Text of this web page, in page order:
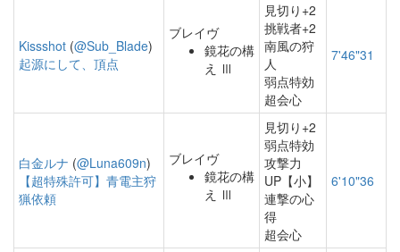
Kissshot (@Sub_Blade)
起源にして、頂点
ブレイヴ
鏡花の構
え Ⅲ
見切り+2
挑戦者+2
南風の狩
人
弱点特効
超会心
7'46"31
白金ルナ (@Luna609n)
【超特殊許可】青電主狩
猟依頼
ブレイヴ
鏡花の構
え Ⅲ
見切り+2
弱点特効
攻撃力
UP【小】
連撃の心
得
超会心
6'10"36